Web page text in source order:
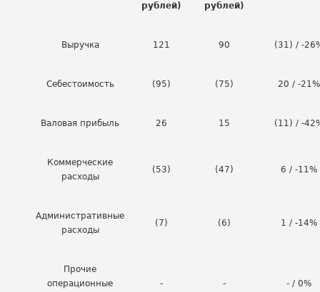
рублей)
рублей)
Выручка 121 90 (31) / -
Себестоимость (95) (75) 20 / -21%
Валовая прибыль 26 15 (11) / -
Коммерческие
расходы
(53) (47) 6 / -11%
Административные
расходы
(7) (6) 1 / -14%
Прочие
операционные
- - - / 0%